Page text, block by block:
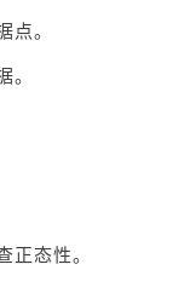
点。
。
正态性。